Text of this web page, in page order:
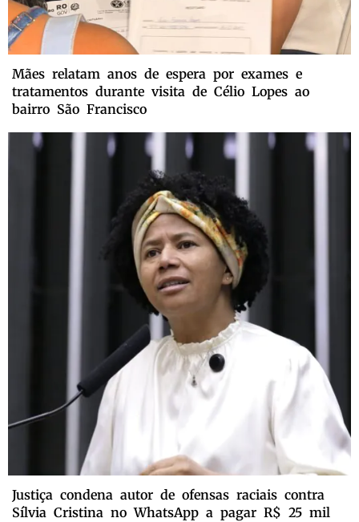
Mães relatam anos de espera por exames e
tratamentos durante visita de Célio Lopes ao
bairro São Francisco
Justiça condena autor de ofensas raciais contra
Sílvia Cristina no WhatsApp a pagar R$ 25 mil